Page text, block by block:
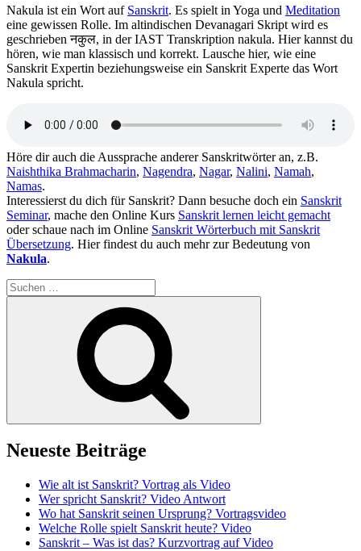
Nakula ist ein Wort auf Sanskrit. Es spielt in Yoga und Meditation
eine gewissen Rolle. Im altindischen Devanagari Skript wird es
geschrieben नकुल, in der IAST Transkription nakula. Hier kannst du
hören, wie man klassisch und korrekt. Lausche hier, wie eine
Sanskrit Expertin beziehungsweise ein Sanskrit Experte das Wort
Nakula spricht.
Höre dir auch die Aussprache anderer Sanskritwörter an, z.B.
Naishthika Brahmacharin, Nagendra, Nagar, Nalini, Namah,
Namas.
Interessierst du dich für Sanskrit? Dann besuche doch ein Sanskrit
Seminar, mache den Online Kurs Sanskrit lernen leicht gemacht
oder schaue nach im Online Sanskrit Wörterbuch mit Sanskrit
Übersetzung. Hier findest du auch mehr zur Bedeutung von
Nakula.
Suchen
nach:
Neueste Beiträge
Wie alt ist Sanskrit? Vortrag als Video
Wer spricht Sanskrit? Video Antwort
Wo hat Sanskrit seinen Ursprung? Vortragsvideo
Welche Rolle spielt Sanskrit heute? Video
Sanskrit – Was ist das? Kurzvortrag auf Video